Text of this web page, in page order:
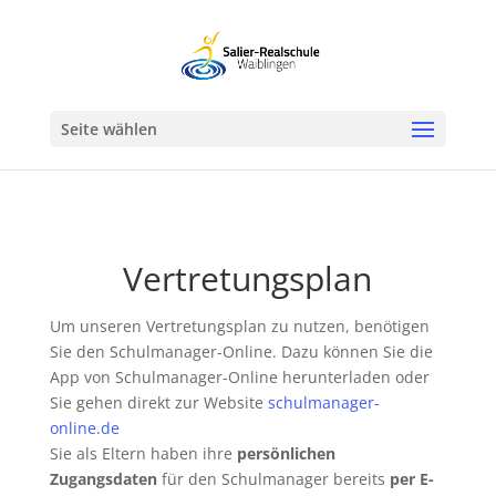
Seite wählen
Vertretungsplan
Um unseren Vertretungsplan zu nutzen, benötigen
Sie den Schulmanager-Online. Dazu können Sie die
App von Schulmanager-Online herunterladen oder
Sie gehen direkt zur Website schulmanager-
online.de
Sie als Eltern haben ihre persönlichen
Zugangsdatenfür den Schulmanager bereits per E-